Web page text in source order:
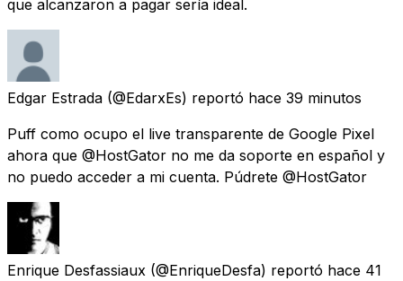
que alcanzaron a pagar sería ideal.
Edgar Estrada (@EdarxEs) reportó hace 39 minutos
Puff como ocupo el live transparente de Google Pixel
ahora que @HostGator no me da soporte en español y
no puedo acceder a mi cuenta. Púdrete @HostGator
Enrique Desfassiaux (@EnriqueDesfa) reportó hace 41